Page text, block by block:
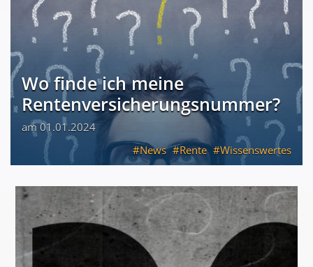
Wo finde ich meine
Rentenversicherungsnummer?
am 01.01.2024
News
Rente Wissenswertes